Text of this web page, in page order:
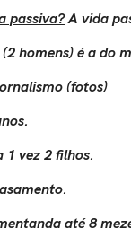
passiva?A vida
homens) é a do
(fotos)
1 vez 2 filhos.
até 8